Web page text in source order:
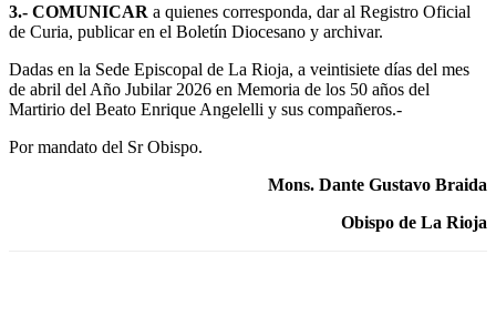
3.- COMUNICAR a quienes corresponda, dar al Registro Oficial
de Curia, publicar en el Boletín Diocesano y archivar.
Dadas en la Sede Episcopal de La Rioja, a veintisiete días del mes
de abril del Año Jubilar 2026 en Memoria de los 50 años del
Martirio del Beato Enrique Angelelli y sus compañeros.-
Por mandato del Sr Obispo.
Mons. Dante Gustavo Braida
Obispo de La Rioja